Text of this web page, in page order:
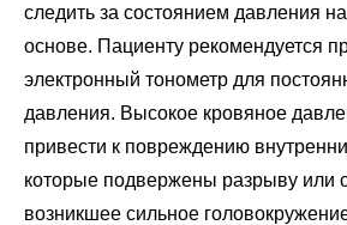
следить за состоянием давления
основе. Пациенту рекомендуется
электронный тонометр для
давления. Высокое кровяное
привести к повреждению
которые подвержены разрыву или
возникшее сильное